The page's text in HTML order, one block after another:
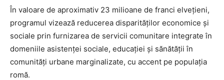
În valoare de aproximativ 23 milioane de franci elvețieni,
programul vizează reducerea disparităților economice și
sociale prin furnizarea de servicii comunitare integrate în
domeniile asistenței sociale, educației și sănătății în
comunități urbane marginalizate, cu accent pe populația
romă.